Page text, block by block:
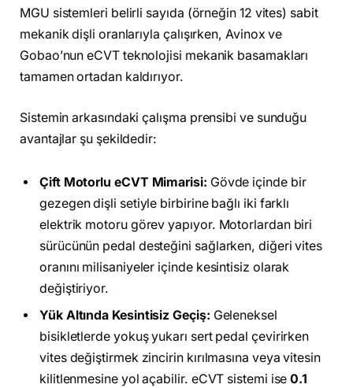
MGU sistemleri belirli sayıda (örneğin 12 vites) sabit
mekanik dişli oranlarıyla çalışırken, Avinox ve
Gobao’nun eCVT teknolojisi mekanik basamakları
tamamen ortadan kaldırıyor.
Sistemin arkasındaki çalışma prensibi ve sunduğu
avantajlar şu şekildedir:
Çift Motorlu eCVT Mimarisi: Gövde içinde bir
gezegen dişli setiyle birbirine bağlı iki farklı
elektrik motoru görev yapıyor. Motorlardan biri
sürücünün pedal desteğini sağlarken, diğeri vites
oranını milisaniyeler içinde kesintisiz olarak
değiştiriyor.
Yük Altında Kesintisiz Geçiş: Geleneksel
bisikletlerde yokuş yukarı sert pedal çevirirken
vites değiştirmek zincirin kırılmasına veya vitesin
kilitlenmesine yol açabilir. eCVT sistemi ise0.1